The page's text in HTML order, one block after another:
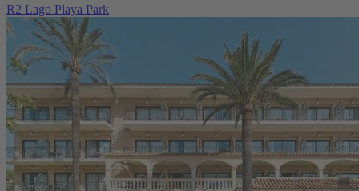
R2 Lago Playa Park